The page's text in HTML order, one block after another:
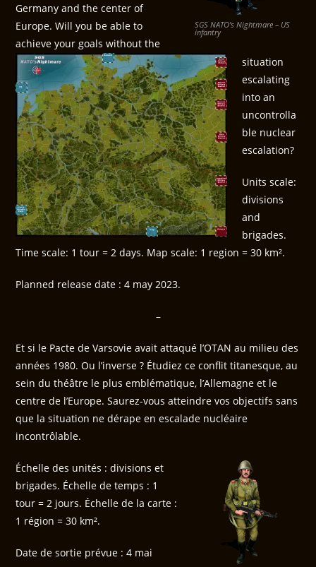
SGS NATO’s Nightmare – US
infantry
Germany and the center of
Europe. Will you be able to
achieve your goals without the
situation
escalating
into an
uncontrolla
ble nuclear
escalation?
Units scale:
divisions
and
brigades.
Time scale: 1 tour = 2 days. Map scale: 1 region = 30 km².
Planned release date : 4 may 2023.
–
Et si le Pacte de Varsovie avait attaqué l’OTAN au milieu des
années 1980. Ou l’inverse ? Étudiez ce conflit titanesque, au
sein du théâtre le plus emblématique, l’Allemagne et le
centre de l’Europe. Saurez-vous atteindre vos objectifs sans
que la situation ne dérape en escalade nucléaire
incontrôlable.
Échelle des unités : divisions et
brigades. Échelle de temps : 1
tour = 2 jours. Échelle de la carte :
1 région = 30 km².
Date de sortie prévue : 4 mai